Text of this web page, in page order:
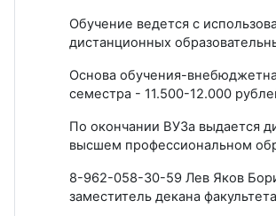
Обучение ведется с
дистанционных
Основа обучения-
семестра - 11.500-12.000
По окончании ВУЗа выдается
высшем профессиональном
8-962-058-30-59 Лев Яков
заместитель декана